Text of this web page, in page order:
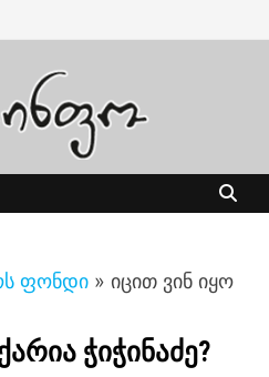
ფონდი » იცით ვინ იყო
ჭიჭინაძე?